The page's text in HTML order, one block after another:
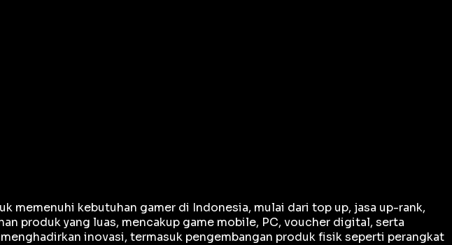
memenuhi kebutuhan gamer di Indonesia, mulai dari top up, jasa up-rank,
produk yang luas, mencakup game mobile, PC, voucher digital, serta
inovasi, termasuk pengembangan produk fisik seperti perangkat